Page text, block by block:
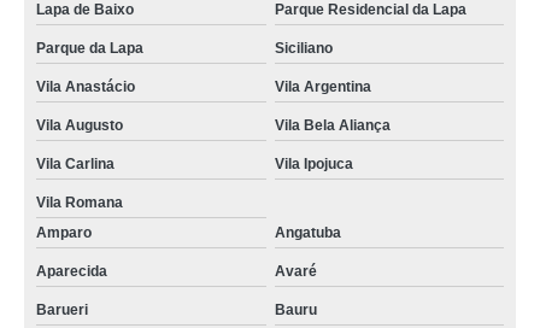
Lapa de Baixo Parque Residencial da Lapa
Parque da Lapa Siciliano
Vila Anastácio Vila Argentina
Vila Augusto Vila Bela Aliança
Vila Carlina Vila Ipojuca
Vila Romana
Amparo
Angatuba
Aparecida Avaré
Barueri Bauru